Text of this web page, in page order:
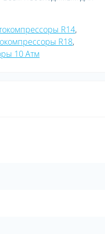
R14,
R18,
10 Атм